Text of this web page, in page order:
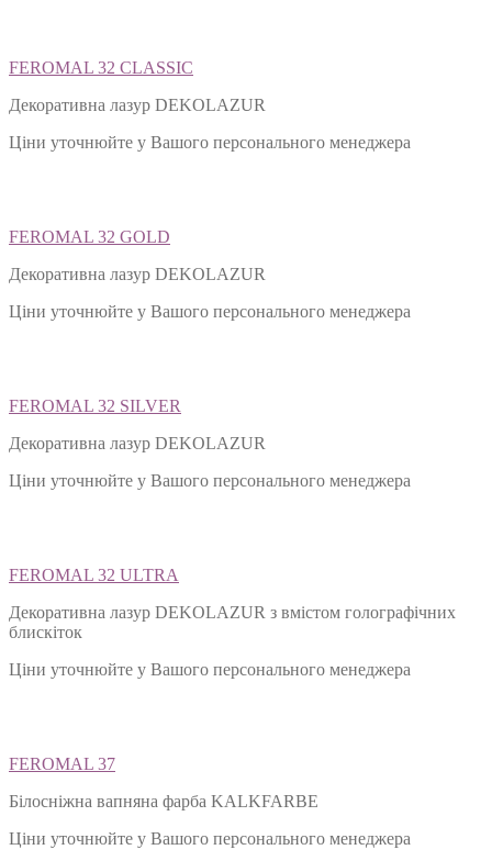
FEROMAL 32 CLASSIC
Декоративна лазур DEKOLAZUR
Ціни уточнюйте у Вашого персонального менеджера
FEROMAL 32 GOLD
Декоративна лазур DEKOLAZUR
Ціни уточнюйте у Вашого персонального менеджера
FEROMAL 32 SILVER
Декоративна лазур DEKOLAZUR
Ціни уточнюйте у Вашого персонального менеджера
FEROMAL 32 ULTRA
Декоративна лазур DEKOLAZUR з вмістом голографічних
блискіток
Ціни уточнюйте у Вашого персонального менеджера
FEROMAL 37
Білосніжна вапняна фарба KALKFARBE
Ціни уточнюйте у Вашого персонального менеджера